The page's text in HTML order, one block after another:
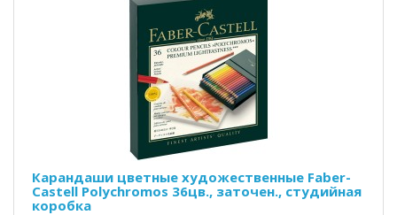
Карандаши цветные художественные Faber-
Castell Polychromos 36цв., заточен., студийная
коробка